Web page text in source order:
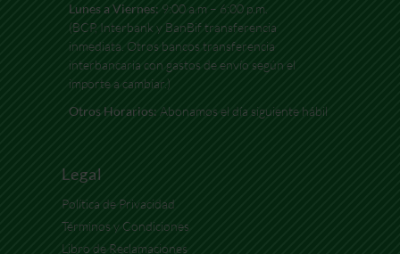
Lunes a Viernes: 9:00 a.m – 6:00 p.m.
(BCP, Interbank y BanBif transferencia
inmediata. Otros bancos transferencia
interbancaria con gastos de envío según el
importe a cambiar.)
Otros Horarios: Abonamos el día siguiente hábil
Legal
Política de Privacidad
Términos y Condiciones
Libro de Reclamaciones